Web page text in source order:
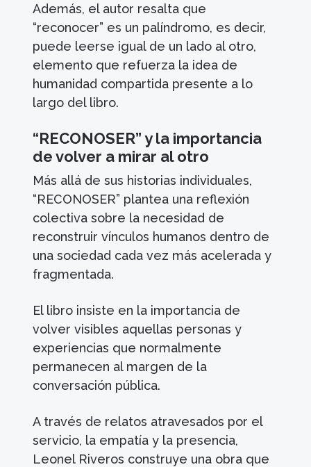
Además, el autor resalta que
“reconocer” es un palíndromo, es decir,
puede leerse igual de un lado al otro,
elemento que refuerza la idea de
humanidad compartida presente a lo
largo del libro.
“RECONOSER” y la importancia
de volver a mirar al otro
Más allá de sus historias individuales,
“RECONOSER” plantea una reflexión
colectiva sobre la necesidad de
reconstruir vínculos humanos dentro de
una sociedad cada vez más acelerada y
fragmentada.
El libro insiste en la importancia de
volver visibles aquellas personas y
experiencias que normalmente
permanecen al margen de la
conversación pública.
A través de relatos atravesados por el
servicio, la empatía y la presencia,
Leonel Riveros construye una obra que